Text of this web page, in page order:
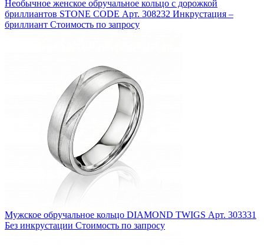
Необычное женское обручальное кольцо с дорожкой
бриллиантов STONE CODE Арт. 308232 Инкрустация –
бриллиант Стоимость по запросу
Мужское обручальное кольцо DIAMOND TWIGS Арт. 303331
Без инкрустации Стоимость по запросу